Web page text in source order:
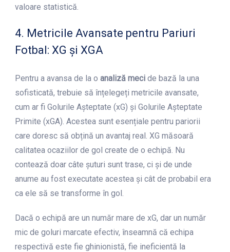
valoare statistică.
4. Metricile Avansate pentru Pariuri
Fotbal: XG și XGA
Pentru a avansa de la o analiză meci de bază la una
sofisticată, trebuie să înțelegeți metricile avansate,
cum ar fi Golurile Așteptate (xG) și Golurile Așteptate
Primite (xGA). Acestea sunt esențiale pentru pariorii
care doresc să obțină un avantaj real. XG măsoară
calitatea ocaziilor de gol create de o echipă. Nu
contează doar câte șuturi sunt trase, ci și de unde
anume au fost executate acestea și cât de probabil era
ca ele să se transforme în gol.
Dacă o echipă are un număr mare de xG, dar un număr
mic de goluri marcate efectiv, înseamnă că echipa
respectivă este fie ghinionistă, fie ineficientă la